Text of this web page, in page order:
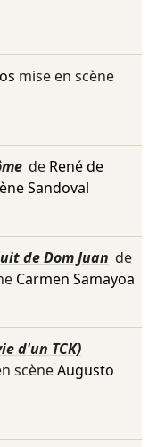
mise en scène
de René de
Sandoval
de Dom Juan de
Carmen Samayoa
d'un TCK)
scèneAugusto